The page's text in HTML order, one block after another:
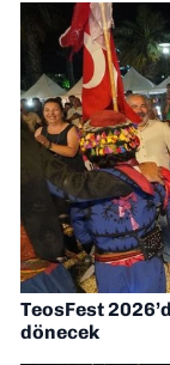
TeosFest
dönecek